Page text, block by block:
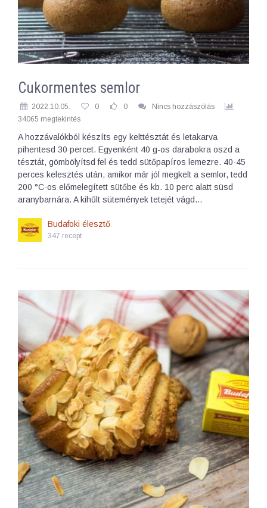
Cukormentes semlor
2022.10.05. 0 0
Nincs hozzászólás
34065 megtekintés
A hozzávalókból készíts egy kelttésztát és letakarva
pihentesd 30 percet. Egyenként 40 g-os darabokra oszd a
tésztát, gömbölyítsd fel és tedd sütőpapíros lemezre. 40-45
perces kelesztés után, amikor már jól megkelt a semlor, tedd
200 °C-os előmelegített sütőbe és kb. 10 perc alatt süsd
aranybarnára. A kihűlt sütemények tetejét vágd…
Budafoki élesztő
347 recept